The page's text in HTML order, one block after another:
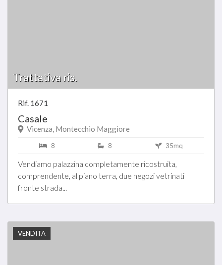
Trattativa ris.
Rif. 1671
Casale
Vicenza, Montecchio Maggiore
8 8 35mq
Vendiamo palazzina completamente ricostruita,
comprendente, al piano terra, due negozi vetrinati
fronte strada...
VENDITA